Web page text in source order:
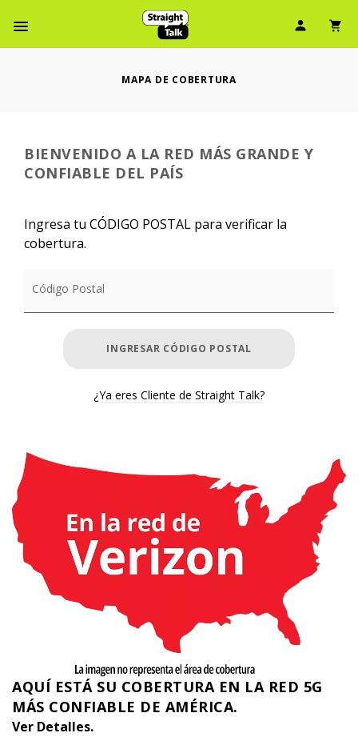
To
Main
Menú de barra de navegación
Ícono
MAPA DE COBERTURA
BIENVENIDO A LA RED MÁS GRANDE Y
CONFIABLE DEL PAÍS
Ingresa tu CÓDIGO POSTAL para verificar la
cobertura.
Código Postal
INGRESAR CÓDIGO POSTAL
¿Ya eres Cliente de Straight Talk?
AQUÍ ESTÁ SU COBERTURA EN LA RED 5G
MÁS CONFIABLE DE AMÉRICA.
Ver Detalles.